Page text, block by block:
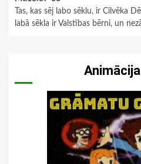
Tas, kas sēj labo sēklu, ir Cilvēka
labā sēkla ir Valstības bērni, un